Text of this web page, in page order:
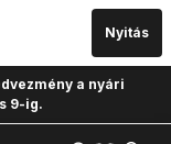
Nyitás
a nyári
9-ig.